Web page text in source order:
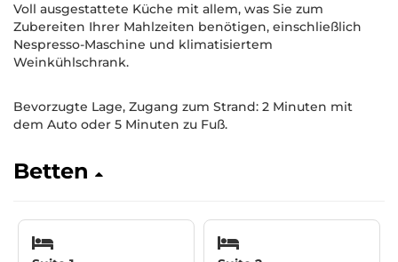
Voll ausgestattete Küche mit allem, was Sie zum
Zubereiten Ihrer Mahlzeiten benötigen, einschließlich
Nespresso-Maschine und klimatisiertem
Weinkühlschrank.
Bevorzugte Lage, Zugang zum Strand: 2 Minuten mit
dem Auto oder 5 Minuten zu Fuß.
Betten